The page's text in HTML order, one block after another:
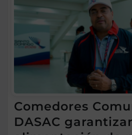
Comedores
DASAC